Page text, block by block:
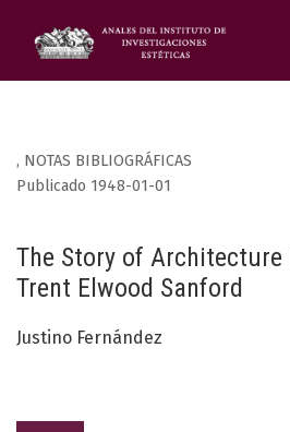
, NOTAS BIBLIOGRÁFICAS
The Story of Architecture
Trent Elwood Sanford
Publicado 1948-01-01
Justino Fernández